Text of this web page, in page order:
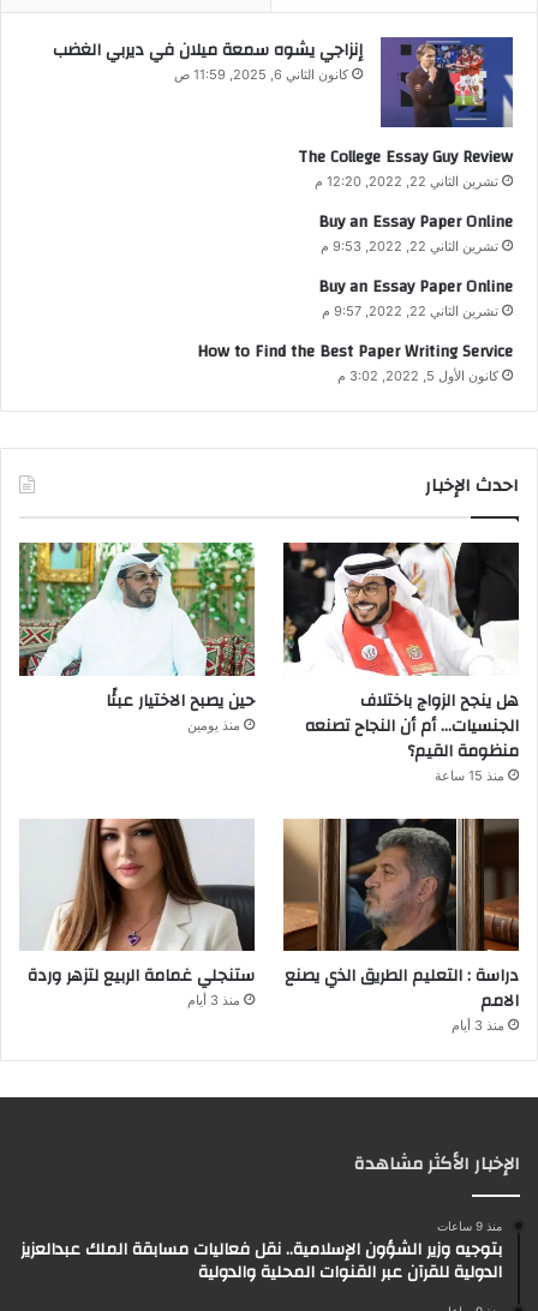
إنزاجي يشوه سمعة ميلان في ديربي الغضب
كانون الثاني 6, 2025, 11:59 ص
The College Essay Guy Review
تشرين الثاني 22, 2022, 12:20 م
Buy an Essay Paper Online
تشرين الثاني 22, 2022, 9:53 م
Buy an Essay Paper Online
تشرين الثاني 22, 2022, 9:57 م
How to Find the Best Paper Writing Service
كانون الأول 5, 2022, 3:02 م
احدث الإخبار
هل ينجح الزواج باختلاف
الجنسيات… أم أن النجاح تصنعه
منظومة القيم؟
منذ 15 ساعة
حين يصبح الاختيار عبئًا
منذ يومين
دراسة : التعليم الطريق الذي يصنع
الامم
منذ 3 أيام
ستنجلي غمامة الربيع لتزهر وردة
منذ 3 أيام
الإخبار الأكثر مشاهدة
منذ 9 ساعات
بتوجيه وزير الشؤون الإسلامية.. نقل فعاليات مسابقة الملك عبدالعزيز
الدولية للقرآن عبر القنوات المحلية والدولية